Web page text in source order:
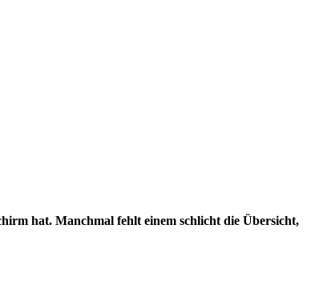
hat. Manchmal fehlt einem schlicht die Übersicht,